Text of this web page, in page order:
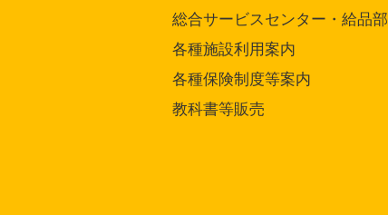
総合サービスセンター・給品部
各種施設利用案内
各種保険制度等案内
教科書等販売